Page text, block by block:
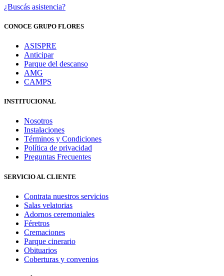
¿Buscás asistencia?
CONOCE GRUPO FLORES
ASISPRE
Anticipar
Parque del descanso
AMG
CAMPS
INSTITUCIONAL
Nosotros
Instalaciones
Términos y Condiciones
Política de privacidad
Preguntas Frecuentes
SERVICIO AL CLIENTE
Contrata nuestros servicios
Salas velatorias
Adornos ceremoniales
Féretros
Cremaciones
Parque cinerario
Obituarios
Coberturas y convenios